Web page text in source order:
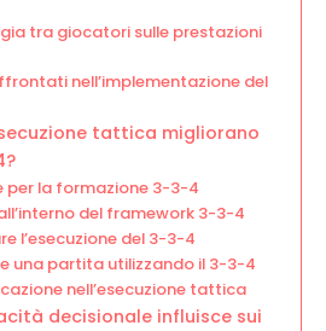
tra giocatori sulle prestazioni
nell’implementazione del
tattica migliorano
per la formazione 3-3-4
del framework 3-3-4
l’esecuzione del 3-3-4
una partita utilizzando il 3-3-4
nell’esecuzione tattica
decisionale influisce sui